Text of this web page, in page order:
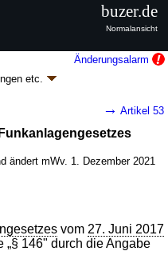
Änderungsalarm
etc.
I S. 1045 ( Nr. 35)
→ Artikel 53
ändert mWv. 1. Dezember 2021
vom 27. Juni 2017
„§ 146" durch die Angabe
buzer.de
Normalansicht